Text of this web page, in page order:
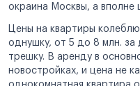
окраина Москвы, а вполне
Цены на квартиры
однушку, от 5 до 8 млн. за
трешку. В аренду в
новостройках, и цена не